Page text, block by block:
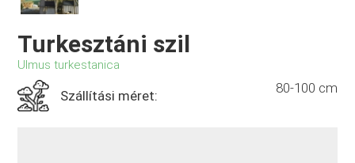
Turkesztáni szil
Ulmus turkestanica
Szállítási méret: 80-100 cm